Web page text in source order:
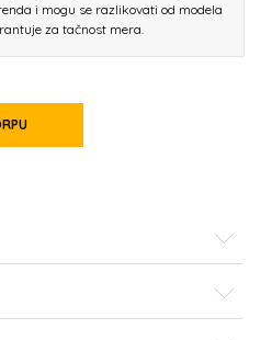
i mogu se razlikovati od modela
za tačnost mera.